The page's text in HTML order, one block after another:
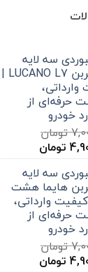
سه‌ لایه
طرح کربن LUCANO L7 |
حرفه‌ای از
خودرو
تومان
7,000,000 تومان
تومان
است.
سه‌ لایه
هایما هشت
وارداتی،
حرفه‌ای از
خودرو
تومان
تومان